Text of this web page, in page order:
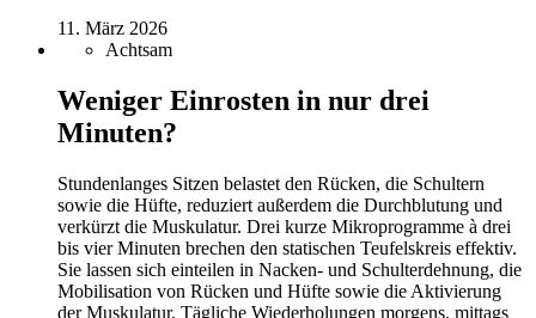
11. März 2026
Achtsam
Weniger Einrosten in nur drei
Minuten?
Stundenlanges Sitzen belastet den Rücken, die Schultern
sowie die Hüfte, reduziert außerdem die Durchblutung und
verkürzt die Muskulatur. Drei kurze Mikroprogramme à drei
bis vier Minuten brechen den statischen Teufelskreis effektiv.
Sie lassen sich einteilen in Nacken- und Schulterdehnung, die
Mobilisation von Rücken und Hüfte sowie die Aktivierung
der Muskulatur. Tägliche Wiederholungen morgens, mittags